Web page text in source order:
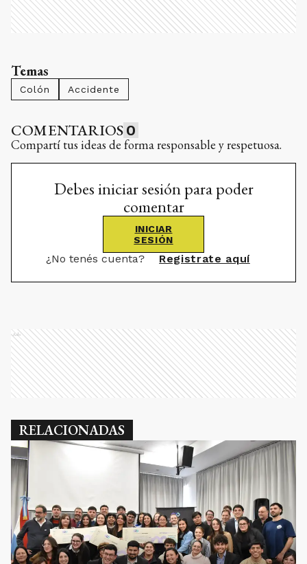
Temas
Colón Accidente
COMENTARIOS 0
Compartí tus ideas de forma responsable y respetuosa.
Debes iniciar sesión para poder
comentar
INICIAR
SESIÓN
¿No tenés cuenta? Registrate aquí
Ads
RELACIONADAS